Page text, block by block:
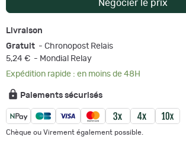
Négocier le prix
Livraison
Gratuit - Chronopost Relais
5,24 € - Mondial Relay
Expédition rapide : en moins de 48H
Paiements sécurisés
Chèque ou Virement également possible.